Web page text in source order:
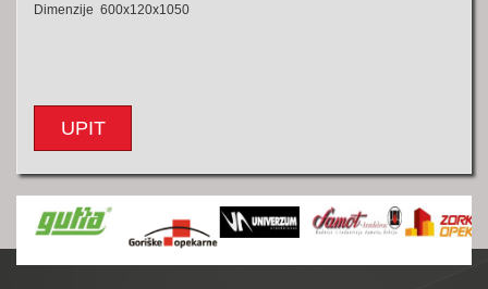
Dimenzije 600x120x1050
UPIT